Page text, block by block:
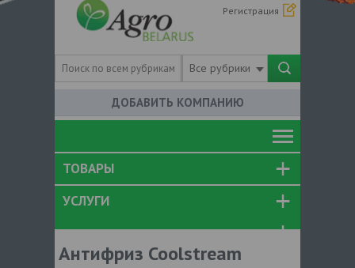
Регистрация
Все рубрики
ДОБАВИТЬ КОМПАНИЮ
ТОВАРЫ
УСЛУГИ
Антифриз Coolstream